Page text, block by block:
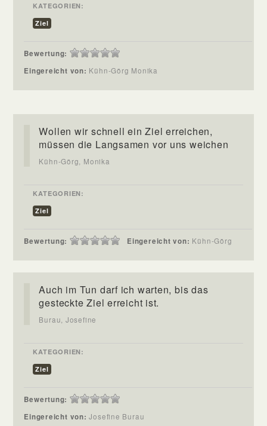
KATEGORIEN:
Ziel
Bewertung:
Eingereicht von: Kühn-Görg Monika
Wollen wir schnell ein Ziel erreichen,
müssen die Langsamen vor uns weichen
Kühn-Görg, Monika
KATEGORIEN:
Ziel
Bewertung: Eingereicht von: Kühn-Görg
Auch im Tun darf ich warten, bis das
gesteckte Ziel erreicht ist.
Burau, Josefine
KATEGORIEN:
Ziel
Bewertung:
Eingereicht von:Josefine Burau